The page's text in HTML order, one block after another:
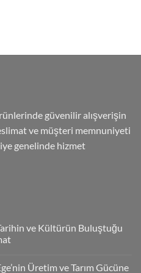
güvenilir alışverişin
ve müşteri memnuniyeti
genelinde hizmet
ve Kültürün Buluştuğu
Üretim ve Tarım Gücüne